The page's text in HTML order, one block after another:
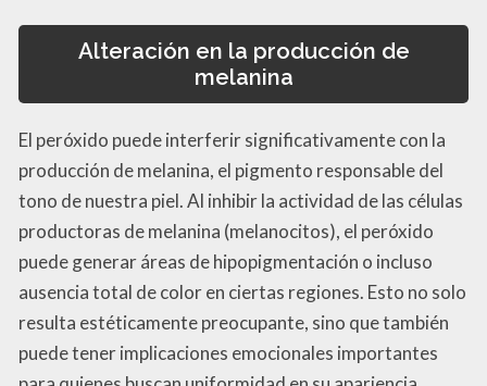
Alteración en la producción de
melanina
El peróxido puede interferir significativamente con la
producción de melanina, el pigmento responsable del
tono de nuestra piel. Al inhibir la actividad de las células
productoras de melanina (melanocitos), el peróxido
puede generar áreas de hipopigmentación o incluso
ausencia total de color en ciertas regiones. Esto no solo
resulta estéticamente preocupante, sino que también
puede tener implicaciones emocionales importantes